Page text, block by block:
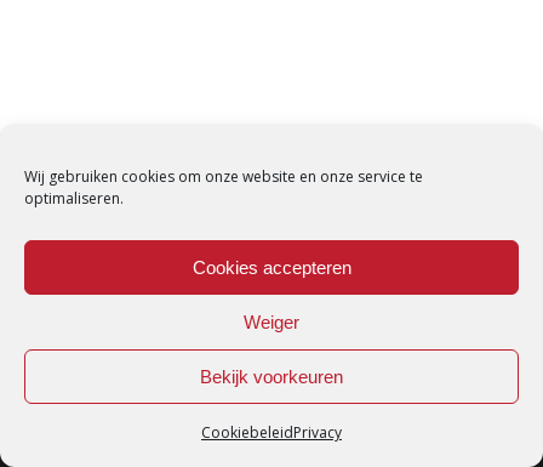
Wij gebruiken cookies om onze website en onze service te
optimaliseren.
Cookies accepteren
Weiger
Bekijk voorkeuren
CookiebeleidPrivacy
Loredana © Made with love byDirtyHippos